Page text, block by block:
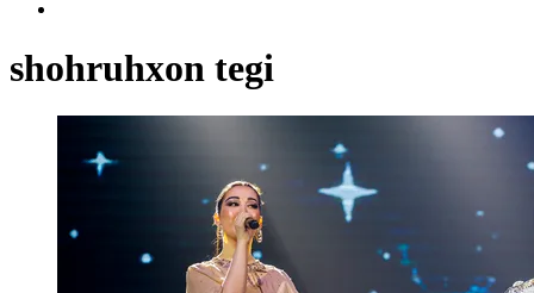
shohruhxon tegi